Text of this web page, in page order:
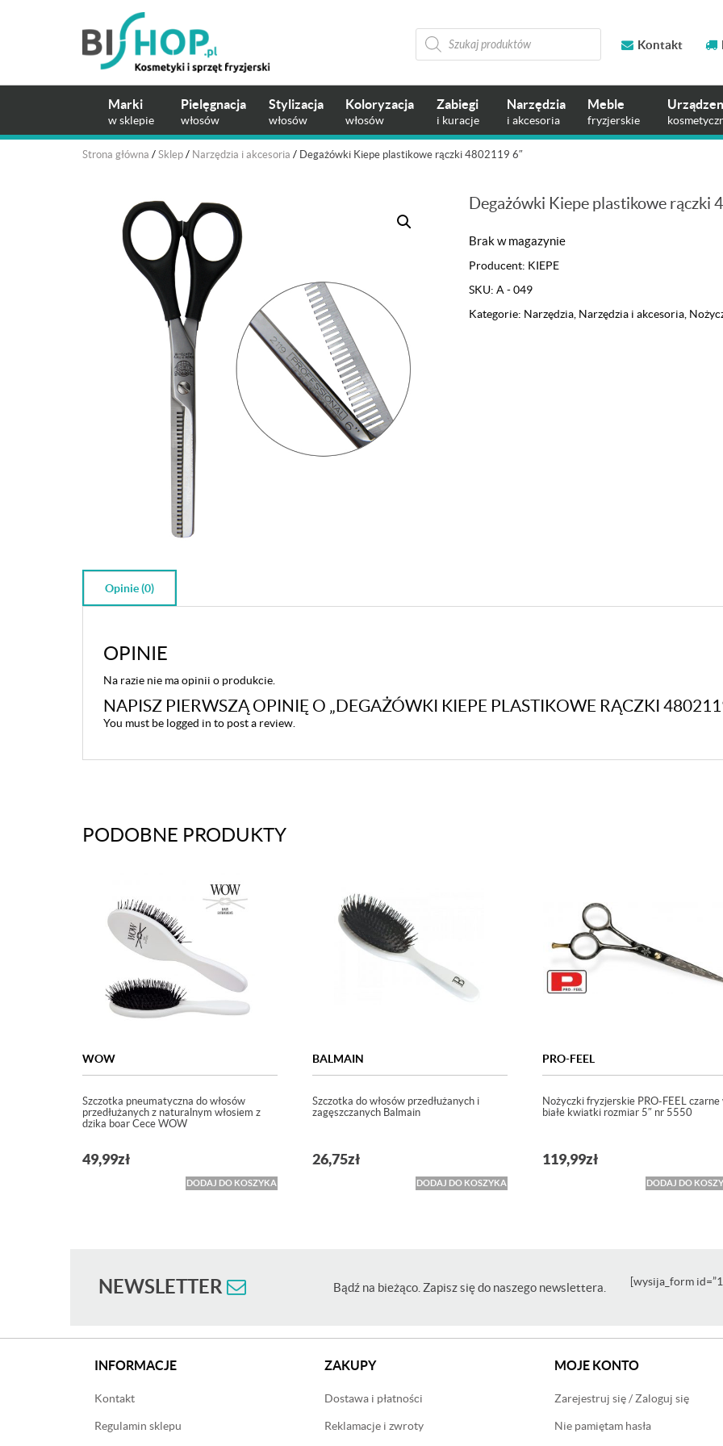
Wyszukiwarka
produktów
Kontakt
Marki
w sklepie
Pielęgnacja
włosów
Stylizacja
włosów
Koloryzacja
włosów
Zabiegi
i kuracje
Narzędzia
i akcesoria
Meble
fryzjerskie
Strona główna / Sklep / Narzędzia i akcesoria / Degażówki Kiepe plastikowe rączki 4802119 6″
Degażówki Kiepe plastikowe rączki
Brak w magazynie
Producent: KIEPE
SKU: A - 049
Kategorie: Narzędzia, Narzędzia i akcesoria,
Opinie (0)
OPINIE
Na razie nie ma opinii o produkcie.
NAPISZ PIERWSZĄ OPINIĘ O „DEGAŻÓWKI KIEPE PLASTIKOWE RĄCZKI
You must be logged in to post a review.
PODOBNE PRODUKTY
WOW
Szczotka pneumatyczna do włosów
przedłużanych z naturalnym włosiem z
dzika boar Cece WOW
49,99zł
DODAJ DO KOSZYKA
BALMAIN
Szczotka do włosów przedłużanych i
zagęszczanych Balmain
26,75zł
DODAJ DO KOSZYKA
PRO-FEEL
Nożyczki fryzjerskie PRO-FEEL czarne
białe kwiatki rozmiar 5″ nr 5550
119,99zł
DODAJ DO
NEWSLETTER Bądź na bieżąco. Zapisz się do naszego newslettera. [wysija_form
INFORMACJE
Kontakt
Regulamin sklepu
ZAKUPY
Dostawa i płatności
Reklamacje i zwroty
MOJE KONTO
Zarejestruj się / Zaloguj się
Nie pamiętam hasła